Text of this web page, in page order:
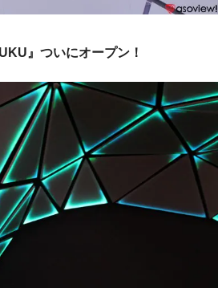
』ついにオープン！